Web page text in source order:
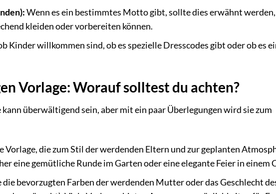
Wenn es ein bestimmtes Motto gibt, sollte dies erwähnt werden,
kleiden oder vorbereiten können.
Kinder willkommen sind, ob es spezielle Dresscodes gibt oder ob es
Vorlage: Worauf solltest du achten?
überwältigend sein, aber mit ein paar Überlegungen wird sie zum
Vorlage, die zum Stil der werdenden Eltern und zur geplanten
eine gemütliche Runde im Garten oder eine elegante Feier in einem
bevorzugten Farben der werdenden Mutter oder das Geschlecht